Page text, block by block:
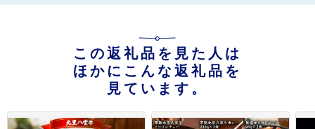
この返礼品を見た人は
ほかにこんな返礼品を
見ています。